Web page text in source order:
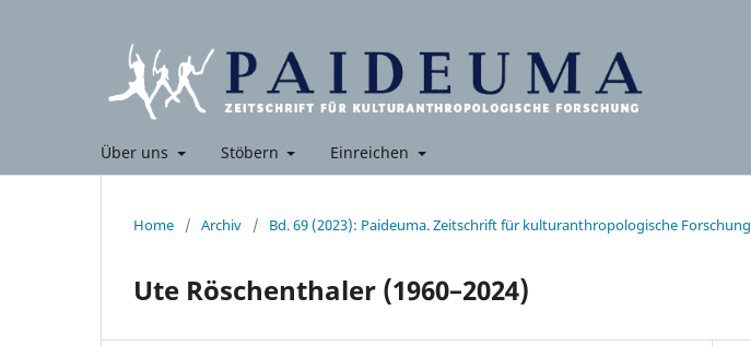
Über uns Stöbern Einreichen
Home / Archiv / Bd. 69 (2023): Paideuma. Zeitschrift für kulturanthropologische Forschung
Ute Röschenthaler (1960–2024)